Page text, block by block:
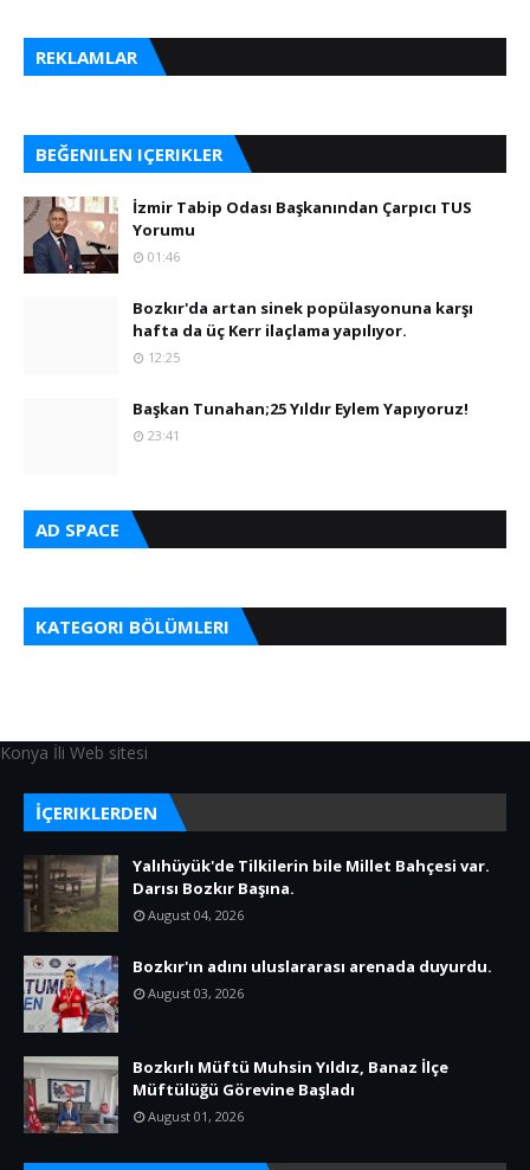
REKLAMLAR
BEĞENILEN IÇERIKLER
İzmir Tabip Odası Başkanından Çarpıcı TUS
Yorumu
01:46
Bozkır'da artan sinek popülasyonuna karşı
hafta da üç Kerr ilaçlama yapılıyor.
12:25
Başkan Tunahan;25 Yıldır Eylem Yapıyoruz!
23:41
AD SPACE
KATEGORI BÖLÜMLERI
Konya İli Web sitesi
İÇERIKLERDEN
Yalıhüyük'de Tilkilerin bile Millet Bahçesi var.
Darısı Bozkır Başına.
August 04, 2026
Bozkır'ın adını uluslararası arenada duyurdu.
August 03, 2026
Bozkırlı Müftü Muhsin Yıldız, Banaz İlçe
Müftülüğü Görevine Başladı
August 01, 2026